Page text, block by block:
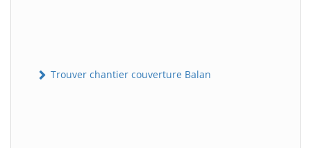
Trouver chantier couverture Balan